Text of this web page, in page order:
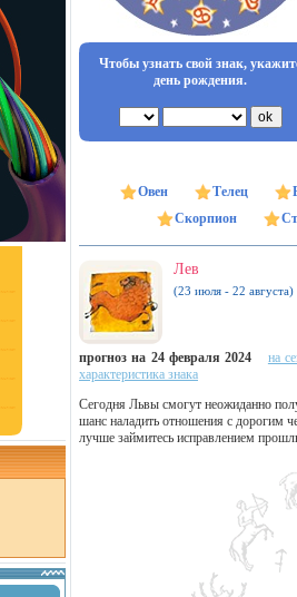
Чтобы узнать свой знак,
день рождения.
Овен Телец
Скорпион
Лев
(23 июля - 22 августа)
прогноз на 24 февраля 2024
на
характеристика знака
Сегодня Львы смогут неожиданно
шанс наладить отношения с дорогим
лучше займитесь исправлением